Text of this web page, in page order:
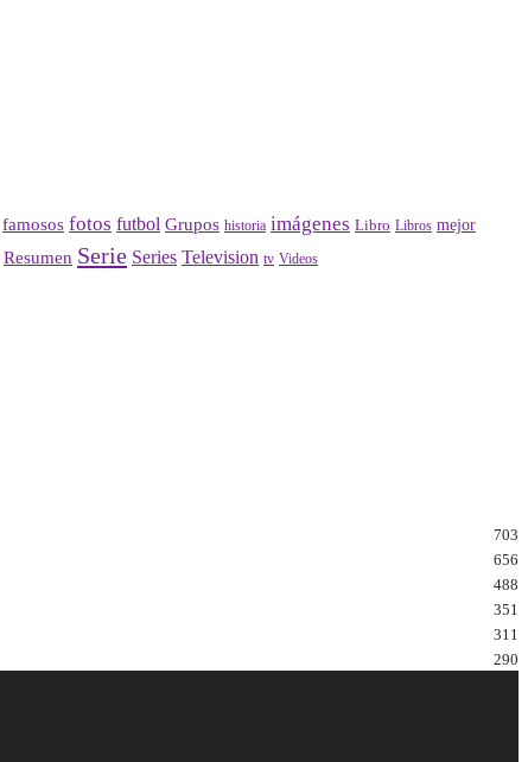
famosos fotos futbol Grupos historia imágenes Libro Libros mejor
Resumen Serie Series Television tv Videos
703
656
488
351
311
290